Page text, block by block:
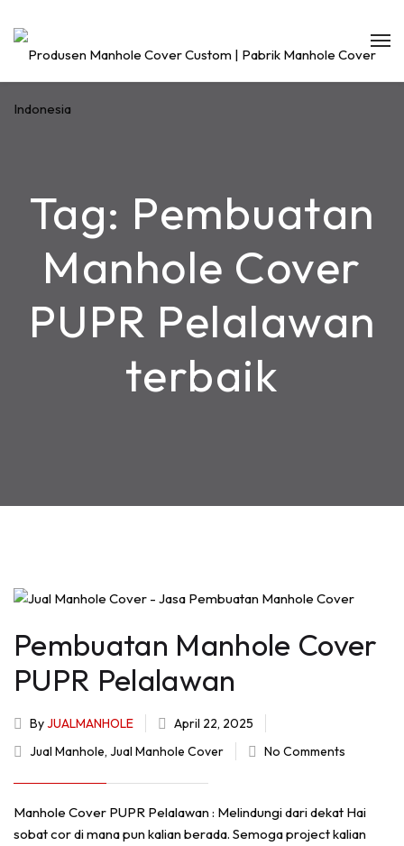
Tag: Pembuatan
Manhole Cover
PUPR Pelalawan
terbaik
Pembuatan Manhole Cover
PUPR Pelalawan
ByJUALMANHOLE
April 22, 2025
Jual Manhole, Jual Manhole Cover No Comments
Manhole Cover PUPR Pelalawan : Melindungi dari dekat Hai
sobat cor di mana pun kalian berada. Semoga project kalian